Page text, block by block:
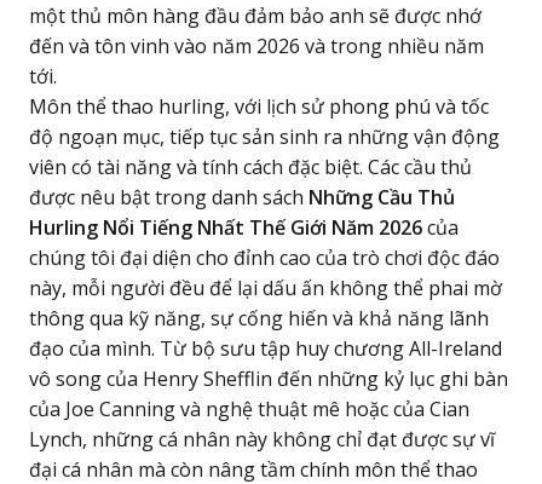
một thủ môn hàng đầu đảm bảo anh sẽ được nhớ
đến và tôn vinh vào năm 2026 và trong nhiều năm
tới.
Môn thể thao hurling, với lịch sử phong phú và tốc
độ ngoạn mục, tiếp tục sản sinh ra những vận động
viên có tài năng và tính cách đặc biệt. Các cầu thủ
được nêu bật trong danh sách Những Cầu Thủ
Hurling Nổi Tiếng Nhất Thế Giới Năm 2026của
chúng tôi đại diện cho đỉnh cao của trò chơi độc đáo
này, mỗi người đều để lại dấu ấn không thể phai mờ
thông qua kỹ năng, sự cống hiến và khả năng lãnh
đạo của mình. Từ bộ sưu tập huy chương All-Ireland
vô song của Henry Shefflin đến những kỷ lục ghi bàn
của Joe Canning và nghệ thuật mê hoặc của Cian
Lynch, những cá nhân này không chỉ đạt được sự vĩ
đại cá nhân mà còn nâng tầm chính môn thể thao